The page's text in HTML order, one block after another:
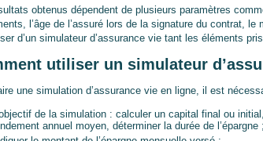
obtenus dépendent de plusieurs paramètres
l’âge de l’assuré lors de la signature du contrat,
d’un simulateur d’assurance vie tant les éléments
utiliser un simulateur
une simulation d’assurance vie en ligne, il est
de la simulation : calculer un capital final ou
annuel moyen, déterminer la durée de l’épargne ;